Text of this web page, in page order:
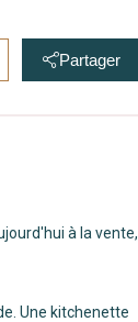
Partager
à la vente,
Une kitchenette